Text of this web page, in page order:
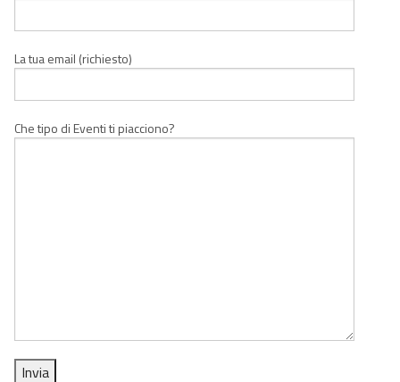
La tua email (richiesto)
Che tipo di Eventi ti piacciono?